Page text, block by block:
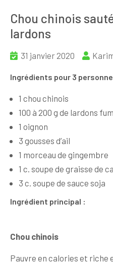
Chou chinois
lardons
31 janvier 2020
Ingrédients pour 3
1 chou chinois
100 à 200 g de lardons
1 oignon
3 gousses d’ail
1 morceau de gingembre
1 c. soupe de graisse de
3 c. soupe de sauce soja
Ingrédient principal :
Chou chinois
Pauvre en calories et riche